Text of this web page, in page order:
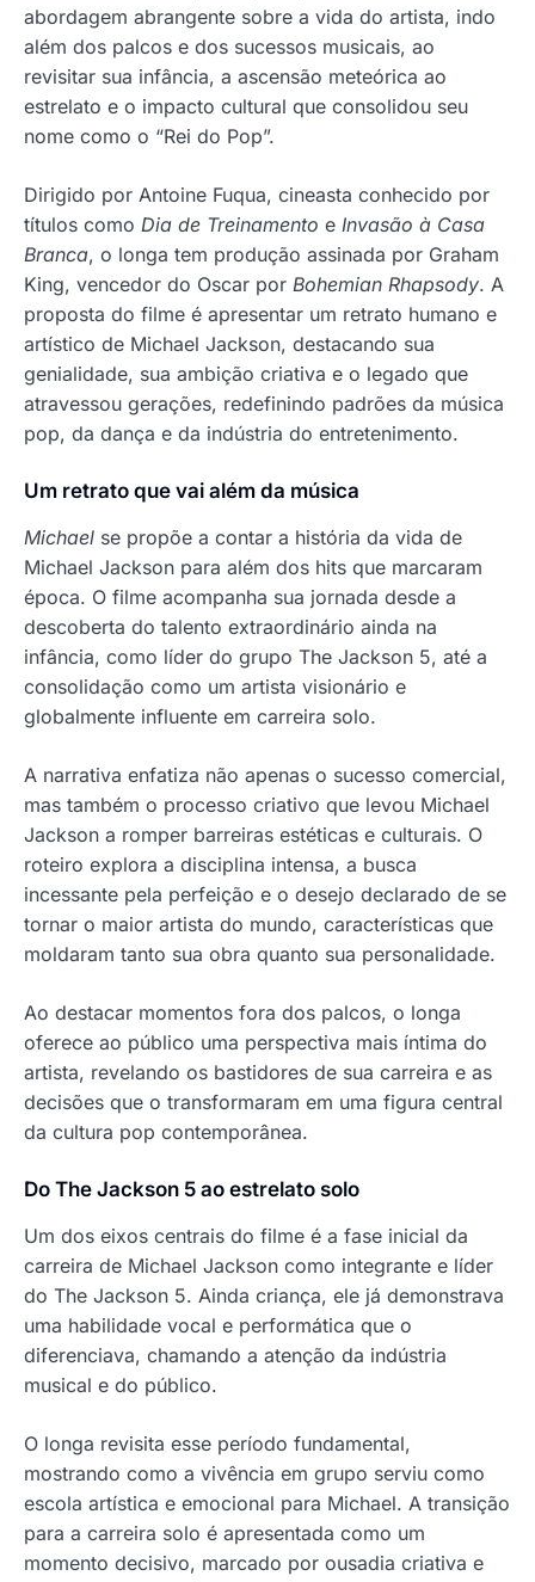
abordagem abrangente sobre a vida do artista, indo
além dos palcos e dos sucessos musicais, ao
revisitar sua infância, a ascensão meteórica ao
estrelato e o impacto cultural que consolidou seu
nome como o “Rei do Pop”.
Dirigido por Antoine Fuqua, cineasta conhecido por
títulos como Dia de Treinamento e Invasão à Casa
Branca, o longa tem produção assinada por Graham
King, vencedor do Oscar por Bohemian Rhapsody. A
proposta do filme é apresentar um retrato humano e
artístico de Michael Jackson, destacando sua
genialidade, sua ambição criativa e o legado que
atravessou gerações, redefinindo padrões da música
pop, da dança e da indústria do entretenimento.
Um retrato que vai além da música
Michael se propõe a contar a história da vida de
Michael Jackson para além dos hits que marcaram
época. O filme acompanha sua jornada desde a
descoberta do talento extraordinário ainda na
infância, como líder do grupo The Jackson 5, até a
consolidação como um artista visionário e
globalmente influente em carreira solo.
A narrativa enfatiza não apenas o sucesso comercial,
mas também o processo criativo que levou Michael
Jackson a romper barreiras estéticas e culturais. O
roteiro explora a disciplina intensa, a busca
incessante pela perfeição e o desejo declarado de se
tornar o maior artista do mundo, características que
moldaram tanto sua obra quanto sua personalidade.
Ao destacar momentos fora dos palcos, o longa
oferece ao público uma perspectiva mais íntima do
artista, revelando os bastidores de sua carreira e as
decisões que o transformaram em uma figura central
da cultura pop contemporânea.
Do The Jackson 5 ao estrelato solo
Um dos eixos centrais do filme é a fase inicial da
carreira de Michael Jackson como integrante e líder
do The Jackson 5. Ainda criança, ele já demonstrava
uma habilidade vocal e performática que o
diferenciava, chamando a atenção da indústria
musical e do público.
O longa revisita esse período fundamental,
mostrando como a vivência em grupo serviu como
escola artística e emocional para Michael. A transição
para a carreira solo é apresentada como um
momento decisivo, marcado por ousadia criativa e